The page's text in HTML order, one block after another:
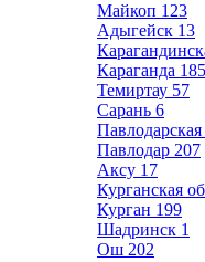
Майкоп 123
Адыгейск 13
Караганда 185
Темиртау 57
Сарань 6
Павлодарская
Павлодар 207
Аксу 17
Курганская
Курган 199
Шадринск 1
Ош 202